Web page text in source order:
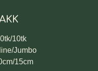
10tk
Jumbo
15cm